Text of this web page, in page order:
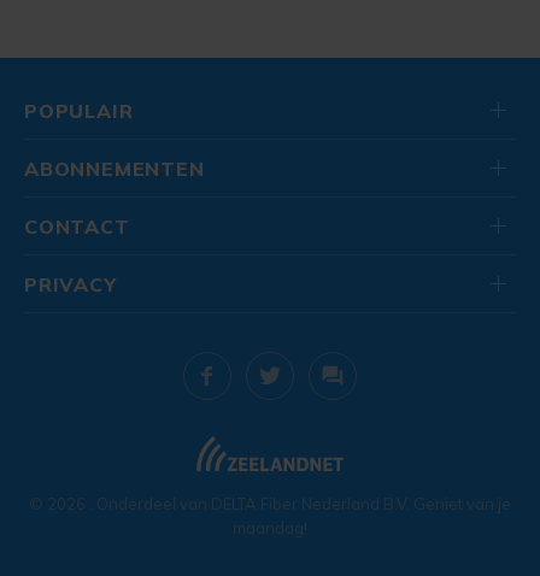
POPULAIR
ABONNEMENTEN
CONTACT
© 2026 . Onderdeel van DELTA Fiber Nederland B.V. Geniet van je
maandag!
PRIVACY